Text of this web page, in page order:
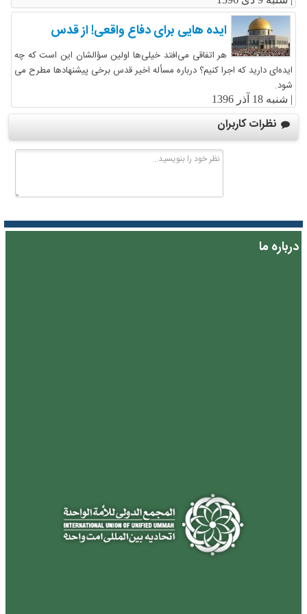
ایده هایی برای دفاع واقعی! از قدس
هر اتفاقی می‌افتد خیلی‌ها اولین سؤالشان این است که چه
ایده‌ای دارید که اجرا کنیم؟ درباره مسأله اخیر قدس برخی پیشنهاد‌ها مطرح می
شود.
| شنبه 18 آذر 1396
نظرات کاربران
درباره ما